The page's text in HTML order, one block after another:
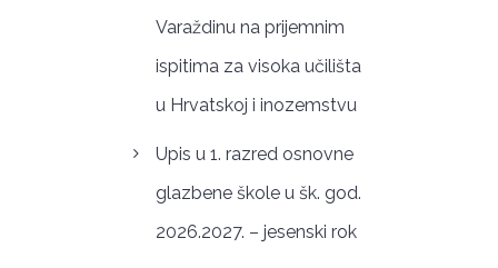
Varaždinu na prijemnim
ispitima za visoka učilišta
u Hrvatskoj i inozemstvu
Upis u 1. razred osnovne
glazbene škole u šk. god.
2026.2027. – jesenski rok